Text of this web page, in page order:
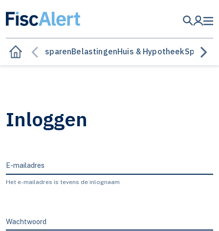
BesparenBelastingenHuis & HypotheekSparen
Inloggen
E-mailadres
Het e-mailadres is tevens de inlognaam
Wachtwoord